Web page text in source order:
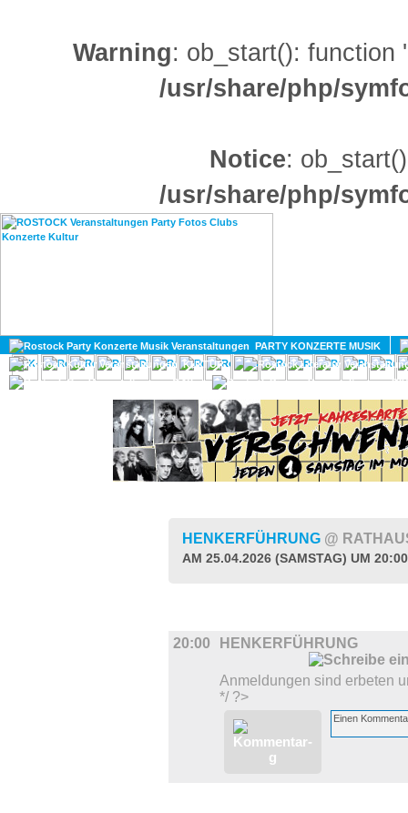
Warning: ob_start(): function
/usr/share/php/
Notice:
/usr/share/php/
PARTY KONZERTE MUSIK
KULTUR
GAY
HENKERFÜHRUNG @
AM 25.04.2026 (SAMSTAG) UM
20:00 HENKERFÜHRUNG
Anmeldungen sind erbeten
*/ ?>